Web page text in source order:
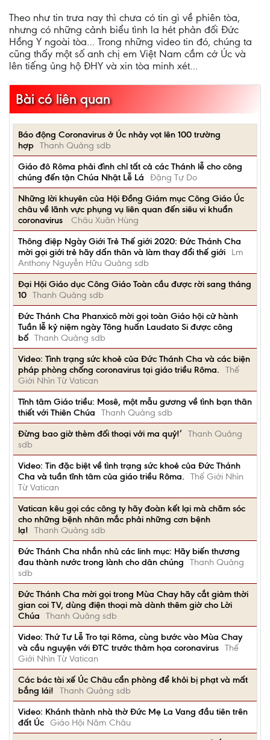
Theo như tin trưa nay thì chưa có tin gì về phiên tòa,
nhưng có những cảnh biểu tình la hét phản đối Đức
Hồng Y ngoài tòa… Trong những video tin đó, chúng ta
cũng thấy một số anh chị em Việt Nam cầm cớ Úc và
lên tiếng ủng hộ ĐHY và xin tòa minh xét…
Bài có liên quan
Báo động Coronavirus ở Úc nhảy vọt lên 100 trường
hợp Thanh Quảng sdb
Giáo đô Rôma phải đình chỉ tất cả các Thánh lễ cho công
chúng đến tận Chúa Nhật Lễ Lá
Đặng Tự Do
Những lời khuyên của Hội Đồng Giám mục Công Giáo Úc
châu về lãnh vực phụng vụ liên quan đến siêu vi khuẩn
coronavirus
Châu Xuân Hùng
Thông điệp Ngày Giới Trẻ Thế giới 2020: Đức Thánh Cha
mời gọi giới trẻ hãy dấn thân và làm thay đổi thế giới
Lm
Anthony Nguyễn Hữu Quảng sdb
Đại Hội Giáo dục Công Giáo Toàn cầu được rời sang tháng
10 Thanh Quảng sdb
Đức Thánh Cha Phanxicô mời gọi toàn Giáo hội cử hành
Tuần lễ kỷ niệm ngày Tông huấn Laudato Si được công
bố Thanh Quảng sdb
Video: Tình trạng sức khoẻ của Đức Thánh Cha và các biện
pháp phòng chống coronavirus tại giáo triều Rôma.
Thế
Giới Nhìn Từ Vatican
Tĩnh tâm Giáo triều: Mosê, một mẫu gương về tình bạn thân
thiết với Thiên Chúa
Thanh Quảng sdb
Đừng bao giờ thèm đối thoại với ma quỷ!’ Thanh Quảng
sdb
Video: Tin đặc biệt về tình trạng sức khoẻ của Đức Thánh
Cha và tuần tĩnh tâm của giáo triều Rôma.
Thế Giới Nhìn
Từ Vatican
Vatican kêu gọi các công ty hãy đoàn kết lại mà chăm sóc
cho những bệnh nhân mắc phải những cơn bệnh
lạ!
Thanh Quảng sdb
Đức Thánh Cha nhắn nhủ các linh mục: Hãy biến thương
đau thành nước trong lành cho dân chúng
Thanh Quảng
sdb
Đức Thánh Cha mời gọi trong Mùa Chay hãy cắt giảm thời
gian coi TV, dùng điện thoại mà dành thêm giờ cho Lời
Chúa
Thanh Quảng sdb
Video: Thứ Tư Lễ Tro tại Rôma, cùng bước vào Mùa Chay
và cầu nguyện với ĐTC trước thảm họa coronavirus Thế
Giới Nhìn Từ Vatican
Các bác tài xế Úc Châu cẩn phòng để khỏi bị phạt và mất
bắng lái!
Thanh Quảng sdb
Video: Khánh thành nhà thờ Đức Mẹ La Vang đầu tiên trên
đất Úc Giáo Hội Năm Châu